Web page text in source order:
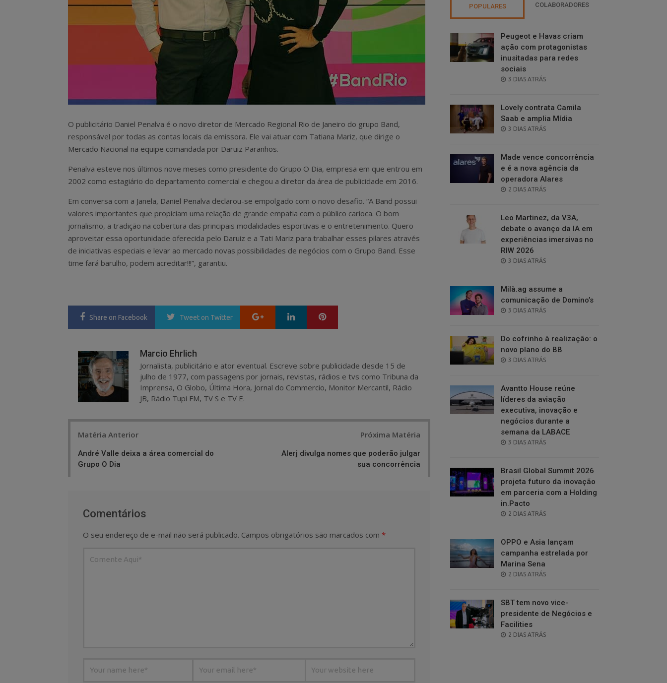
O publicitário Daniel Penalva é o novo diretor de Mercado Regional Rio de Janeiro do grupo Band,
responsável por todas as contas locais da emissora. Ele vai atuar com Tatiana Mariz, que dirige o
Mercado Nacional na equipe comandada por Daruiz Paranhos.
Penalva esteve nos últimos nove meses como presidente do Grupo O Dia, empresa em que entrou em
2002 como estagiário do departamento comercial e chegou a diretor da área de publicidade em 2016.
Em conversa com a Janela, Daniel Penalva declarou-se empolgado com o novo desafio. “A Band possui
valores importantes que propiciam uma relação de grande empatia com o público carioca. O bom
jornalismo, a tradição na cobertura das principais modalidades esportivas e o entretenimento. Quero
aproveitar essa oportunidade oferecida pelo Daruiz e a Tati Mariz para trabalhar esses pilares através
de iniciativas especiais e levar ao mercado novas possibilidades de negócios com o Grupo Band. Esse
time fará barulho, podem acreditar!!!”, garantiu.
Share on Facebook Tweet on Twitter Google+ LinkedIn
Marcio Ehrlich
Jornalista, publicitário e ator eventual. Escreve sobre publicidade desde 15 de
julho de 1977, com passagens por jornais, revistas, rádios e tvs como Tribuna da
Imprensa, O Globo, Última Hora, Jornal do Commercio, Monitor Mercantil, Rádio
JB, Rádio Tupi FM, TV S e TV E.
Matéria Anterior
André Valle deixa a área comercial do
Grupo O Dia
Próxima Matéria
Alerj divulga nomes que poderão julgar
sua concorrência
Comentários
O seu endereço de e-mail não será publicado. Campos obrigatórios são marcados com *
POPULARES COLABORADORES
Peugeot e Havas criam
ação com protagonistas
inusitadas para redes
sociais
POSTED
3 DIAS ATRÁS
Lovely contrata Camila
Saab e amplia Mídia
POSTED
3 DIAS ATRÁS
Made vence concorrência
e é a nova agência da
operadora Alares
POSTED
2 DIAS ATRÁS
Leo Martinez, da V3A,
debate o avanço da IA em
experiências imersivas no
RIW 2026
POSTED
3 DIAS ATRÁS
Milà.ag assume a
comunicação de Domino’s
POSTED
3 DIAS ATRÁS
Do cofrinho à realização: o
novo plano do BB
POSTED
3 DIAS ATRÁS
Avantto House reúne
líderes da aviação
executiva, inovação e
negócios durante a
semana da LABACE
POSTED
3 DIAS ATRÁS
Brasil Global Summit 2026
projeta futuro da inovação
em parceria com a Holding
in.Pacto
POSTED
2 DIAS ATRÁS
OPPO e Asia lançam
campanha estrelada por
Marina Sena
POSTED
2 DIAS ATRÁS
SBT tem novo vice-
presidente de Negócios e
Facilities
POSTED
2 DIAS ATRÁS